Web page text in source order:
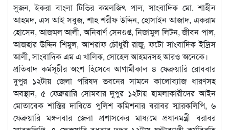
সুজন, ইকরা বাংলা টিভির কমলজিৎ পাল, সাংবাদিক মো. শাহীন
আহমদ, এস আই সবুজ, শাহ শরীফ উদ্দিন, হোসাইন আজাদ, একরাম
হোসেন, আজমল আলী, অনিবার্ণ সেনগুপ্ত, নিজামুল লিটন, জীবন পাল,
আজহার উদ্দিন শিমুল, আশরাফ চৌধুরী রাজু, ফটো সাংবাদিক ইদ্রিস
আলী, সাংবাদিক এম এ খালিক, সোহেল আহমদসহ আরও অনেকে।
প্রতিবাদ কর্মসূচীর অংশ হিসেবে আগামীকাল ৪ ফেব্রুয়ারি রোববার
দুপুর ১২টায় জেলা পরিষদ ভবনের সামনে কালোব্যাজ ধারণসহ
অবস্থান, ৫ ফেব্রুয়ারি সোমবার দুপুর ১২টায় হামলাকারীদের আইন
মোতাবেক শাস্তির দাবিতে পুলিশ কমিশনার বরাবর স্মারকলিপি, ৬
ফেব্রুয়ারি মঙ্গলবার জেলা প্রশাসকের মাধ্যমে প্রধানমন্ত্রী বরাবর